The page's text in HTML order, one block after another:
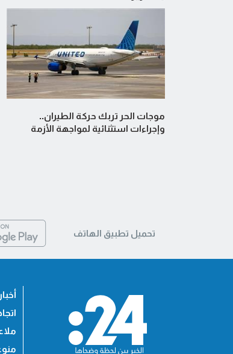
موجات الحر تربك حركة الطيران..
وإجراءات استثنائية لمواجهة الأزمة
تحميل تطبيق الهاتف
أخبار